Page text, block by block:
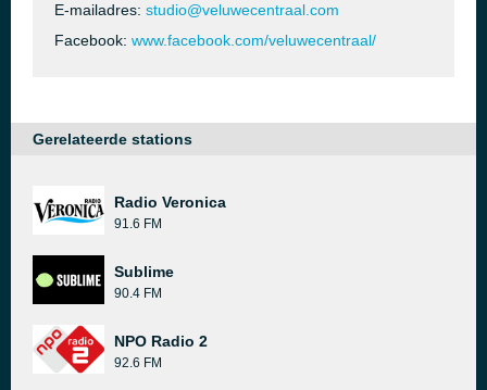
E-mailadres: studio@veluwecentraal.com
Facebook: www.facebook.com/veluwecentraal/
Gerelateerde stations
Radio Veronica
91.6 FM
Sublime
90.4 FM
NPO Radio 2
92.6 FM